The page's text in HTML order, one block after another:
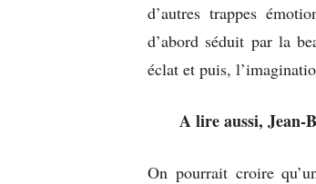
d’autres trappes
d’abord séduit par la
éclat et puis,
A lire aussi, Jean-
On pourrait croire